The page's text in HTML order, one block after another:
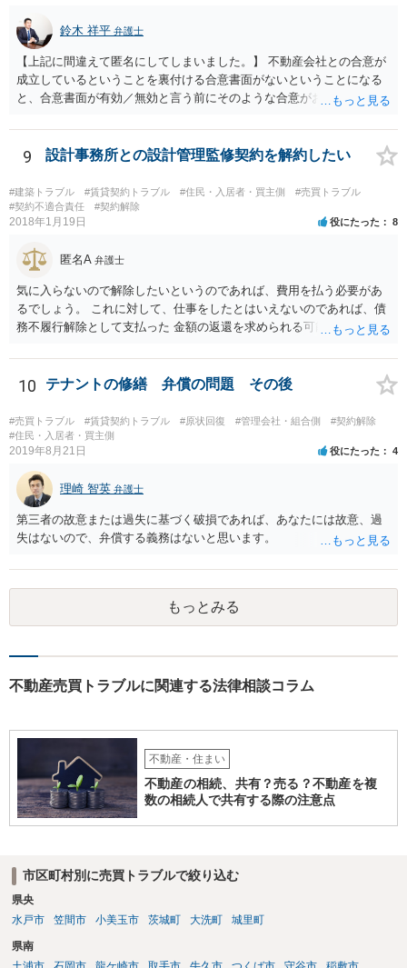
鈴木 祥平 弁護士
【上記に間違えて匿名にしてしまいました。】 不動産会社との合意が
成立しているということを裏付ける合意書面がないということになる
と、合意書面が有効／無効と言う前にそのような合意がお互いになさ
ーに録音をしている「合意書は渡します。」と言う内容では、直ちに
合意が成立したということを裏付けられるかというと疑問です。 相手
ことをもって、「合意が成立していたから「白紙撤回」されているの
である（成立していないのであれば、合意違反がそもそも生じないは
ず）」として、その上で、「今後連絡を取らない」ということが契約
ます。 ただ、いずれにしても、「不動産を買い取る」というのは、い
が定まっているかどうかが気になるところです。売買契約の主張・立
証はかなり難しいのではないかと思料いたします。
9 設計事務所との設計管理監修契約を解約したい
#建築トラブル #賃貸契約トラブル #住民・入居者・買主側
#売買トラブル
#契約不適合責任
#契約解除
2018年1月19日 役にたった 8
匿名A 弁護士
気に入らないので解除したいというのであれば、費用を払う必要があ
るでしょう。 これに対して、仕事をしたとはいえないのであれば、債
務不履行解除として支払った 金額の返還を求められる可能性はありま
双方合意できない場合は 裁判をして決めざるを得ません。 せめて、お
近くの弁護士に契約書や図面を持って相談だけでもしてみてくださ
10 テナントの修繕 弁償の問題 その後
#売買トラブル #賃貸契約トラブル #原状回復 #管理会社・組合側
#契約解除
#住民・入居者・買主側
2019年8月21日 役にたった 4
理崎 智英 弁護士
第三者の故意または過失に基づく破損であれば、あなたには故意、過
失はないので、弁償する義務はないと思います。
もっとみる
不動産売買トラブルに関連する法律相談コラム
不動産・住まい
不動産の相続、共有？売る？不動産を複
数の相続人で共有する際の注意点
市区町村別に売買トラブルで絞り込む
県央
水戸市
笠間市 小美玉市 茨城町 大洗町 城里町
県南